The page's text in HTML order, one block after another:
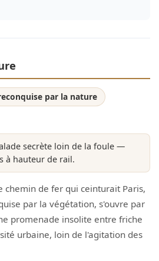
par la nature
secrète loin de la foule —
à hauteur de rail.
chemin de fer qui ceinturait Paris,
par la végétation, s'ouvre par
promenade insolite entre friche
urbaine, loin de l'agitation des